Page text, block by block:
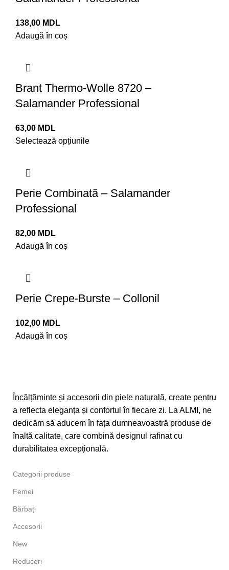
138,00 MDL
Adaugă în coș
Brant Thermo-Wolle 8720 –
Salamander Professional
63,00 MDL
Selectează opțiunile
Perie Combinată – Salamander
Professional
82,00 MDL
Adaugă în coș
Perie Crepe-Burste – Collonil
102,00 MDL
Adaugă în coș
Încălțăminte și accesorii din piele naturală, create pentru
a reflecta eleganța și confortul în fiecare zi. La ALMI, ne
dedicăm să aducem în fața dumneavoastră produse de
înaltă calitate, care combină designul rafinat cu
durabilitatea excepțională.
Categorii produse
Femei
Bărbați
Accesorii
New
Reduceri